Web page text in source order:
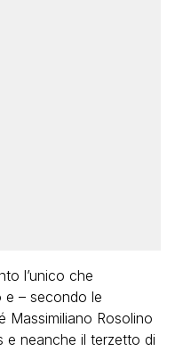
l’unico che
e – secondo le
Massimiliano Rosolino
e neanche il terzetto di